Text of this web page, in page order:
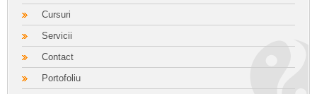
Cursuri
Servicii
Contact
Portofoliu